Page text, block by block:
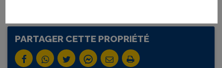
PARTAGER CETTE PROPRIÉTÉ